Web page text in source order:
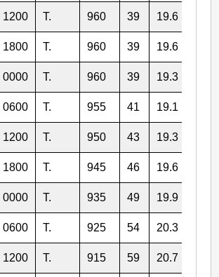
1200 T. 960 39 19.6
1800 T. 960 39 19.6
0000 T. 960 39 19.3
0600 T. 955 41 19.1
1200 T. 950 43 19.3
1800 T. 945 46 19.6
0000 T. 935 49 19.9
0600 T. 925 54 20.3
1200 T. 915 59 20.7